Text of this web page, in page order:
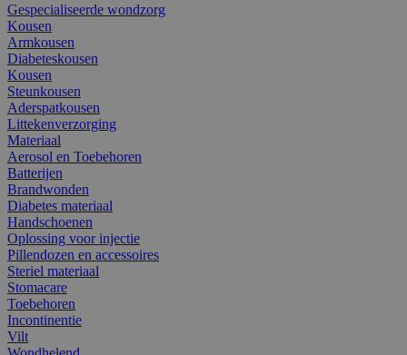
Gespecialiseerde wondzorg
Kousen
Armkousen
Diabeteskousen
Kousen
Steunkousen
Aderspatkousen
Littekenverzorging
Materiaal
Aerosol en Toebehoren
Batterijen
Brandwonden
Diabetes materiaal
Handschoenen
Oplossing voor injectie
Pillendozen en accessoires
Steriel materiaal
Stomacare
Toebehoren
Incontinentie
Vilt